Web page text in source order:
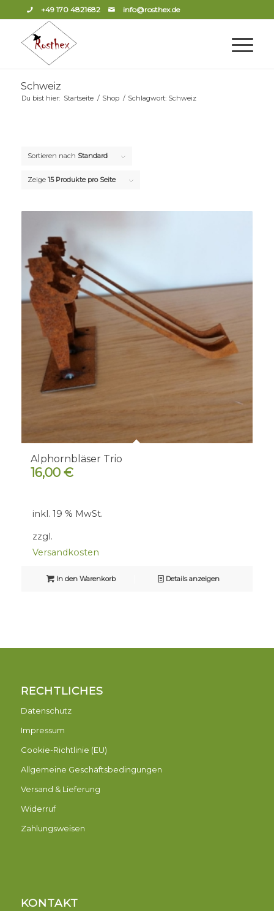
+49 170 4821682 info@rosthex.de
Schweiz
Du bist hier: Startseite / Shop / Schlagwort: Schweiz
Sortieren nach Standard
Zeige 15 Produkte pro Seite
Alphornbläser Trio
16,00 €
inkl. 19 % MwSt.
zzgl.
Versandkosten
In den Warenkorb Details anzeigen
RECHTLICHES
Datenschutz
Impressum
Cookie-Richtlinie (EU)
Allgemeine Geschäftsbedingungen
Versand & Lieferung
Widerruf
Zahlungsweisen
KONTAKT